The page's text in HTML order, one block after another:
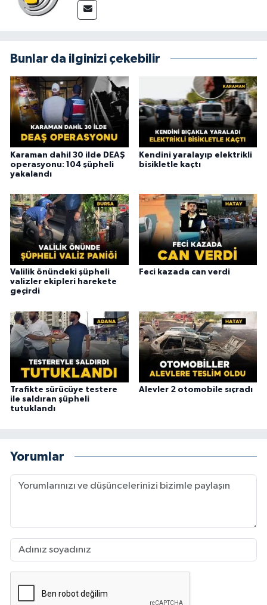
Bunlar da ilginizi çekebilir
Karaman dahil 30 ilde DEAŞ
operasyonu: 104 şüpheli
yakalandı
Kendini yaralayıp elektrikli
bisikletle kaçtı
Valilik önündeki şüpheli
valizler ekipleri harekete
geçirdi
Feci kazada can verdi
Trafikte sürücüye testere
ile saldıran şüpheli
tutuklandı
Alevler 2 otomobile sıçradı
Yorumlar